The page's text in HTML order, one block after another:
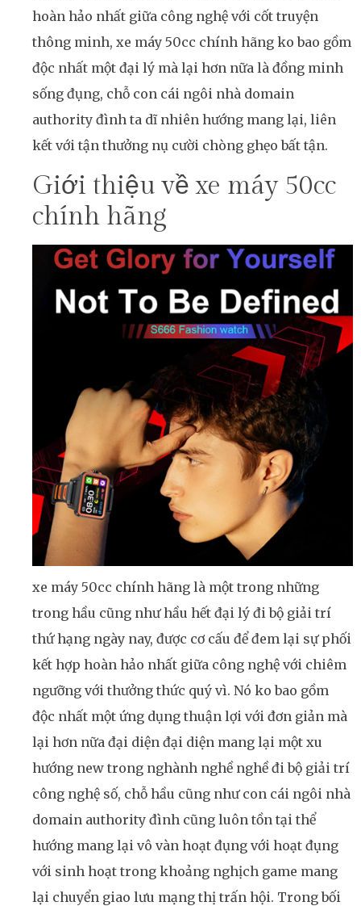
hoàn hảo nhất giữa công nghệ với cốt truyện
thông minh, xe máy 50cc chính hãng ko bao gồm
độc nhất một đại lý mà lại hơn nữa là đồng minh
sống đụng, chỗ con cái ngôi nhà domain
authority đình ta dĩ nhiên hướng mang lại, liên
kết với tận thưởng nụ cười chòng ghẹo bất tận.
Giới thiệu về xe máy 50cc
chính hãng
xe máy 50cc chính hãng là một trong những
trong hầu cũng như hầu hết đại lý đi bộ giải trí
thứ hạng ngày nay, được cơ cấu để đem lại sự phối
kết hợp hoàn hảo nhất giữa công nghệ với chiêm
ngưỡng với thưởng thức quý vì. Nó ko bao gồm
độc nhất một ứng dụng thuận lợi với đơn giản mà
lại hơn nữa đại diện đại diện mang lại một xu
hướng new trong nghành nghề nghề đi bộ giải trí
công nghệ số, chỗ hầu cũng như con cái ngôi nhà
domain authority đình cũng luôn tồn tại thể
hướng mang lại vô vàn hoạt đụng với hoạt đụng
với sinh hoạt trong khoảng nghịch game mang
lại chuyển giao lưu mạng thị trấn hội. Trong bối